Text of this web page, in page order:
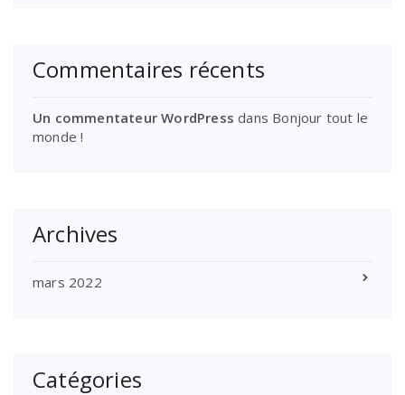
Commentaires récents
Un commentateur WordPress dans Bonjour tout le
monde !
Archives
mars 2022
Catégories